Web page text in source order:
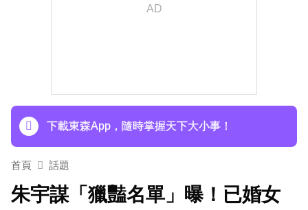
下載東森App，隨時掌握天下大小事！
首頁 話題
朱宇謀「獵豔名單」曝！已婚女